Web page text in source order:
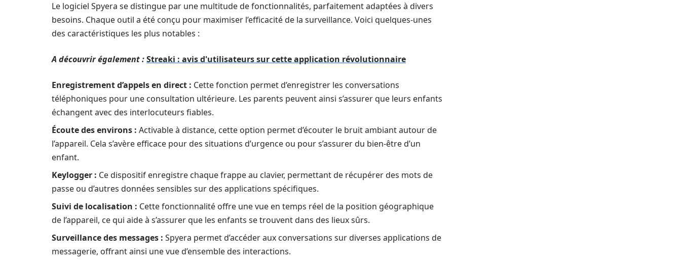
Le logiciel Spyera se distingue par une multitude de fonctionnalités, parfaitement adaptées à divers
besoins. Chaque outil a été conçu pour maximiser l’efficacité de la surveillance. Voici quelques-unes
des caractéristiques les plus notables :
A découvrir également :Streaki : avis d'utilisateurs sur cette application révolutionnaire
Enregistrement d’appels en direct : Cette fonction permet d’enregistrer les conversations
téléphoniques pour une consultation ultérieure. Les parents peuvent ainsi s’assurer que leurs enfants
échangent avec des interlocuteurs fiables.
Écoute des environs : Activable à distance, cette option permet d’écouter le bruit ambiant autour de
l’appareil. Cela s’avère efficace pour des situations d’urgence ou pour s’assurer du bien-être d’un
enfant.
Keylogger : Ce dispositif enregistre chaque frappe au clavier, permettant de récupérer des mots de
passe ou d’autres données sensibles sur des applications spécifiques.
Suivi de localisation : Cette fonctionnalité offre une vue en temps réel de la position géographique
de l’appareil, ce qui aide à s’assurer que les enfants se trouvent dans des lieux sûrs.
Surveillance des messages : Spyera permet d’accéder aux conversations sur diverses applications de
messagerie, offrant ainsi une vue d’ensemble des interactions.